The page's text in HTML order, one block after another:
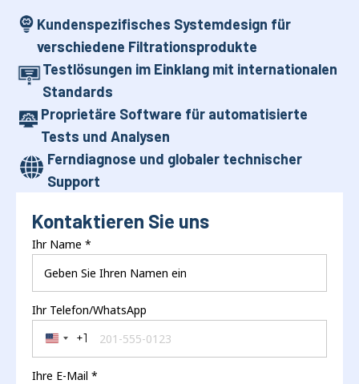
Kundenspezifisches Systemdesign für
verschiedene Filtrationsprodukte
Testlösungen im Einklang mit internationalen
Standards
Proprietäre Software für automatisierte
Tests und Analysen
Ferndiagnose und globaler technischer
Support
Kontaktieren Sie uns
Ihr Name *
Ihr Telefon/WhatsApp
United States +1
+1
Ihre E-Mail *